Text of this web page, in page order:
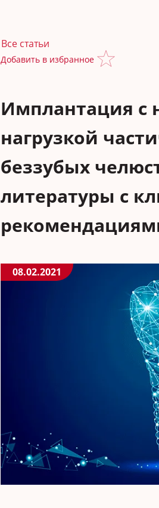
Все статьи
Добавить в избранное
Имплантация с
нагрузкой
беззубых
литературы с
08.02.2021